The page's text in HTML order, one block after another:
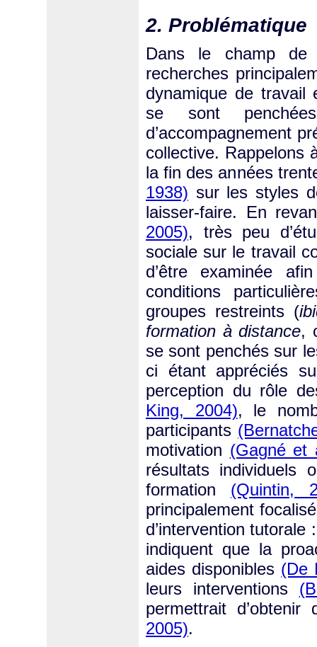
2. Problématique
Dans le champ
recherches
dynamique de travail
se sont
d’accompagnement
collective. Rappelons
la fin des années
1938) sur les styles
laisser-faire. En
2005), très peu
sociale sur le travail
d’être examinée
conditions
groupes restreints (
formation à distance,
se sont penchés sur
ci étant appréciés
perception du rôle
King, 2004), le
participants
motivation (Gagné et
résultats individuels
formation (Quintin,
principalement
d’intervention
indiquent que la
aides disponibles (De
leurs interventions
permettrait
2005).